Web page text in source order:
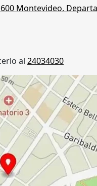
Montevideo,
al 24034030